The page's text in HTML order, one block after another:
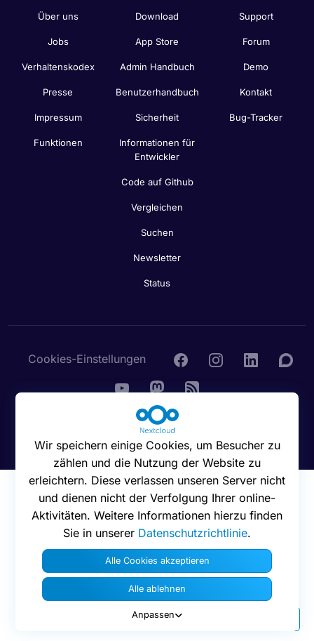
Über uns
Jobs
Verhaltenskodex
Presse
Impressum
Funktionen
Download
App Store
Admin Handbuch
Benutzerhandbuch
Sicherheit
Informationen für
Entwickler
Code auf Github
Vergleichen
Suchen
Newsletter
Status
Support
Forum
Demo
Kontakt
Bug-Tracker
Cookies-Einstellungen
© 2016 - 2026 Nextcloud GmbH
Wir speichern einige Cookies, um Besucher zu
zählen und die Nutzung der Website zu
erleichtern. Diese verlassen unseren Server nicht
und dienen nicht der Verfolgung Ihrer online-
Aktivitäten. Weitere Informationen hierzu finden
Sie in unserer Datenschutzrichtlinie.
Alle Cookies akzeptieren
Alle ablehnen
Anpassen